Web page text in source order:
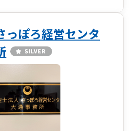
っぽろ経営センタ